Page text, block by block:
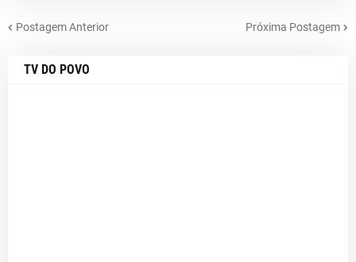
Postagem Anterior Próxima Postagem
TV DO POVO